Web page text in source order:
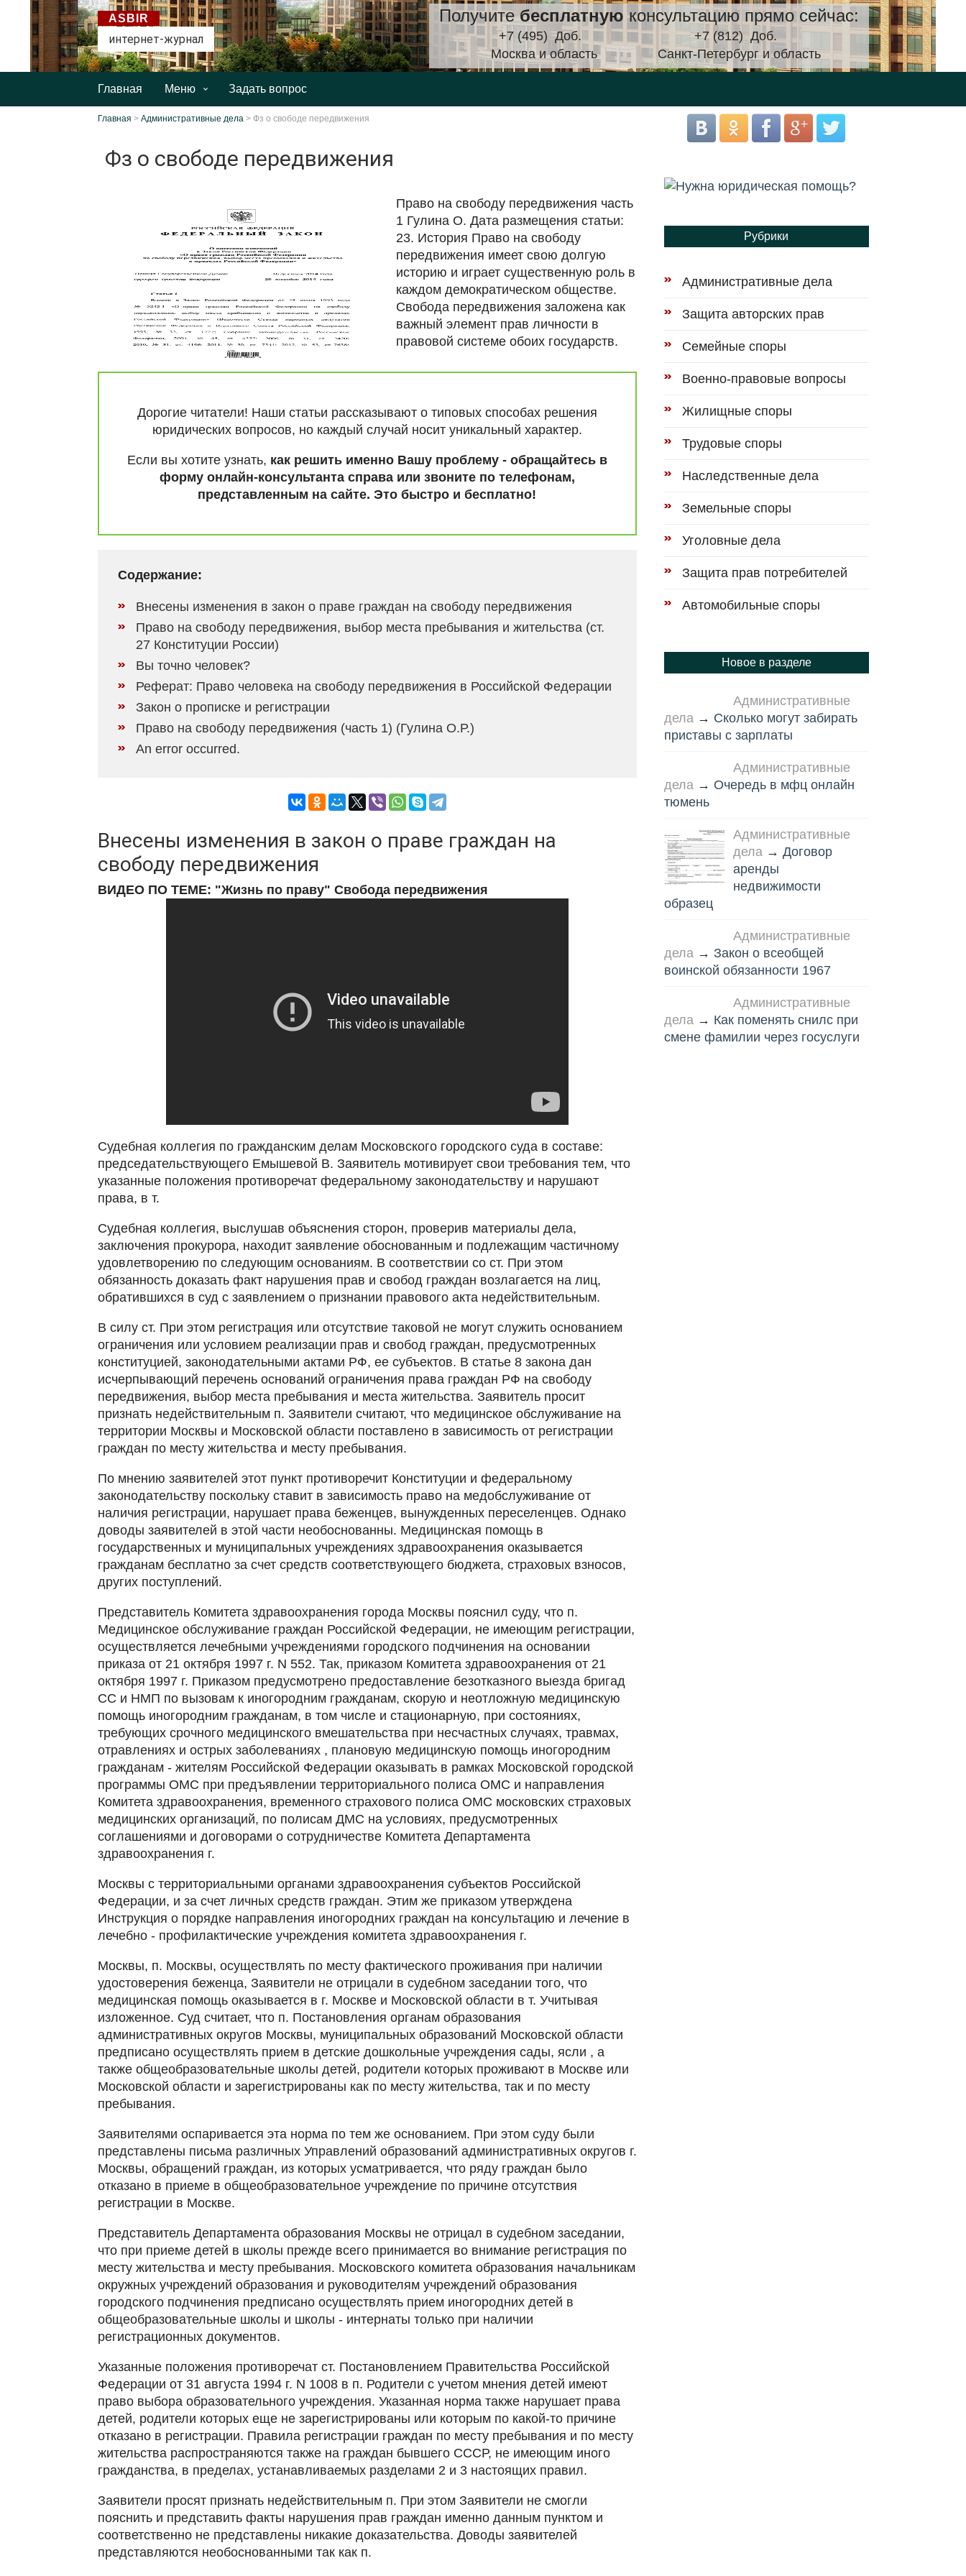
ASBIR
интернет-журнал
Получитебесплатную консультацию прямо сейчас:
+7 (495)Доб.
Москва и область
+7 (812)Доб.
Санкт-Петербург и область
Главная Меню Задать вопрос
Главная > Административные дела > Фз о свободе передвижения
Фз о свободе передвижения
Право на свободу передвижения часть
1 Гулина О. Дата размещения статьи:
23. История Право на свободу
передвижения имеет свою долгую
историю и играет существенную роль в
каждом демократическом обществе.
Свобода передвижения заложена как
важный элемент прав личности в
правовой системе обоих государств.
Дорогие читатели! Наши статьи рассказывают о типовых способах решения
юридических вопросов, но каждый случай носит уникальный характер.
Если вы хотите узнать, как решить именно Вашу проблему - обращайтесь в
форму онлайн-консультанта справа или звоните по телефонам,
представленным на сайте. Это быстро и бесплатно!
Содержание:
Внесены изменения в закон о праве граждан на свободу передвижения
Право на свободу передвижения, выбор места пребывания и жительства (ст.
27 Конституции России)
Вы точно человек?
Реферат: Право человека на свободу передвижения в Российской Федерации
Закон о прописке и регистрации
Право на свободу передвижения (часть 1) (Гулина О.Р.)
An error occurred.
Внесены изменения в закон о праве граждан на
свободу передвижения
ВИДЕО ПО ТЕМЕ: "Жизнь по праву" Свобода передвижения
Судебная коллегия по гражданским делам Московского городского суда в составе:
председательствующего Емышевой В. Заявитель мотивирует свои требования тем, что
указанные положения противоречат федеральному законодательству и нарушают
права, в т.
Судебная коллегия, выслушав объяснения сторон, проверив материалы дела,
заключения прокурора, находит заявление обоснованным и подлежащим частичному
удовлетворению по следующим основаниям. В соответствии со ст. При этом
обязанность доказать факт нарушения прав и свобод граждан возлагается на лиц,
обратившихся в суд с заявлением о признании правового акта недействительным.
В силу ст. При этом регистрация или отсутствие таковой не могут служить основанием
ограничения или условием реализации прав и свобод граждан, предусмотренных
конституцией, законодательными актами РФ, ее субъектов. В статье 8 закона дан
исчерпывающий перечень оснований ограничения права граждан РФ на свободу
передвижения, выбор места пребывания и места жительства. Заявитель просит
признать недействительным п. Заявители считают, что медицинское обслуживание на
территории Москвы и Московской области поставлено в зависимость от регистрации
граждан по месту жительства и месту пребывания.
По мнению заявителей этот пункт противоречит Конституции и федеральному
законодательству поскольку ставит в зависимость право на медобслуживание от
наличия регистрации, нарушает права беженцев, вынужденных переселенцев. Однако
доводы заявителей в этой части необоснованны. Медицинская помощь в
государственных и муниципальных учреждениях здравоохранения оказывается
гражданам бесплатно за счет средств соответствующего бюджета, страховых взносов,
других поступлений.
Представитель Комитета здравоохранения города Москвы пояснил суду, что п.
Медицинское обслуживание граждан Российской Федерации, не имеющим регистрации,
осуществляется лечебными учреждениями городского подчинения на основании
приказа от 21 октября 1997 г. N 552. Так, приказом Комитета здравоохранения от 21
октября 1997 г. Приказом предусмотрено предоставление безотказного выезда бригад
СС и НМП по вызовам к иногородним гражданам, скорую и неотложную медицинскую
помощь иногородним гражданам, в том числе и стационарную, при состояниях,
требующих срочного медицинского вмешательства при несчастных случаях, травмах,
отравлениях и острых заболеваниях , плановую медицинскую помощь иногородним
гражданам - жителям Российской Федерации оказывать в рамках Московской городской
программы ОМС при предъявлении территориального полиса ОМС и направления
Комитета здравоохранения, временного страхового полиса ОМС московских страховых
медицинских организаций, по полисам ДМС на условиях, предусмотренных
соглашениями и договорами о сотрудничестве Комитета Департамента
здравоохранения г.
Москвы с территориальными органами здравоохранения субъектов Российской
Федерации, и за счет личных средств граждан. Этим же приказом утверждена
Инструкция о порядке направления иногородних граждан на консультацию и лечение в
лечебно - профилактические учреждения комитета здравоохранения г.
Москвы, п. Москвы, осуществлять по месту фактического проживания при наличии
удостоверения беженца, Заявители не отрицали в судебном заседании того, что
медицинская помощь оказывается в г. Москве и Московской области в т. Учитывая
изложенное. Суд считает, что п. Постановления органам образования
административных округов Москвы, муниципальных образований Московской области
предписано осуществлять прием в детские дошкольные учреждения сады, ясли , а
также общеобразовательные школы детей, родители которых проживают в Москве или
Московской области и зарегистрированы как по месту жительства, так и по месту
пребывания.
Заявителями оспаривается эта норма по тем же основанием. При этом суду были
представлены письма различных Управлений образований административных округов г.
Москвы, обращений граждан, из которых усматривается, что ряду граждан было
отказано в приеме в общеобразовательное учреждение по причине отсутствия
регистрации в Москве.
Представитель Департамента образования Москвы не отрицал в судебном заседании,
что при приеме детей в школы прежде всего принимается во внимание регистрация по
месту жительства и месту пребывания. Московского комитета образования начальникам
окружных учреждений образования и руководителям учреждений образования
городского подчинения предписано осуществлять прием иногородних детей в
общеобразовательные школы и школы - интернаты только при наличии
регистрационных документов.
Указанные положения противоречат ст. Постановлением Правительства Российской
Федерации от 31 августа 1994 г. N 1008 в п. Родители с учетом мнения детей имеют
право выбора образовательного учреждения. Указанная норма также нарушает права
детей, родители которых еще не зарегистрированы или которым по какой-то причине
отказано в регистрации. Правила регистрации граждан по месту пребывания и по месту
жительства распространяются также на граждан бывшего СССР, не имеющим иного
гражданства, в пределах, устанавливаемых разделами 2 и 3 настоящих правил.
Заявители просят признать недействительным п. При этом Заявители не смогли
пояснить и представить факты нарушения прав граждан именно данным пунктом и
соответственно не представлены никакие доказательства. Доводы заявителей
представляются необоснованными так как п.
Рубрики
Административные дела
Защита авторских прав
Семейные споры
Военно-правовые вопросы
Жилищные споры
Трудовые споры
Наследственные дела
Земельные споры
Уголовные дела
Защита прав потребителей
Автомобильные споры
Новое в разделе
Административные
дела→ Сколько могут забирать
приставы с зарплаты
Административные
дела→ Очередь в мфц онлайн
тюмень
Административные
дела→ Договор
аренды
недвижимости
образец
Административные
дела→ Закон о всеобщей
воинской обязанности 1967
Административные
дела→ Как поменять снилс при
смене фамилии через госуслуги